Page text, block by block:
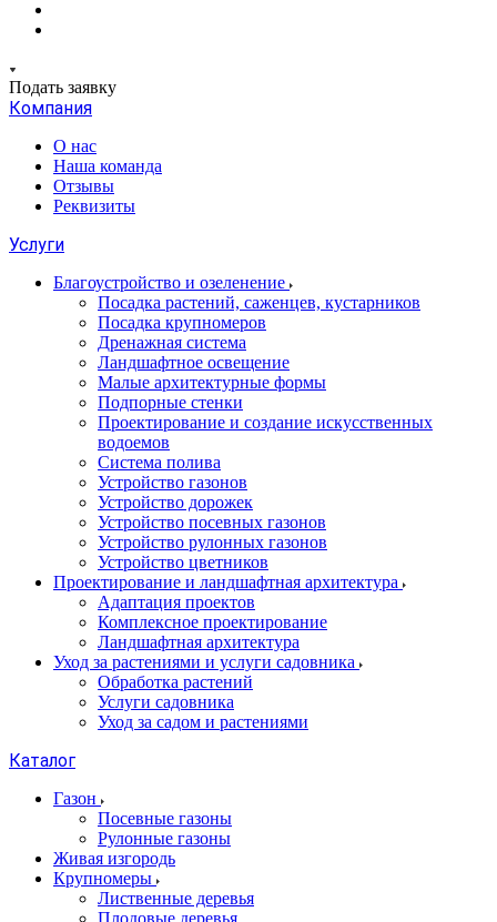
Подать заявку
Компания
О нас
Наша команда
Отзывы
Реквизиты
Услуги
Благоустройство и озеленение
Посадка растений, саженцев, кустарников
Посадка крупномеров
Дренажная система
Ландшафтное освещение
Малые архитектурные формы
Подпорные стенки
Проектирование и создание искусственных
водоемов
Система полива
Устройство газонов
Устройство дорожек
Устройство посевных газонов
Устройство рулонных газонов
Устройство цветников
Проектирование и ландшафтная архитектура
Адаптация проектов
Комплексное проектирование
Ландшафтная архитектура
Уход за растениями и услуги садовника
Обработка растений
Услуги садовника
Уход за садом и растениями
Каталог
Газон
Посевные газоны
Рулонные газоны
Живая изгородь
Крупномеры
Лиственные деревья
Плодовые деревья